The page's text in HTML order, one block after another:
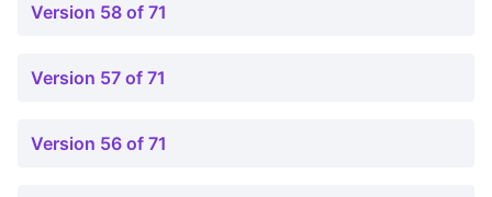
Version 58 of 71
Version 57 of 71
Version 56 of 71